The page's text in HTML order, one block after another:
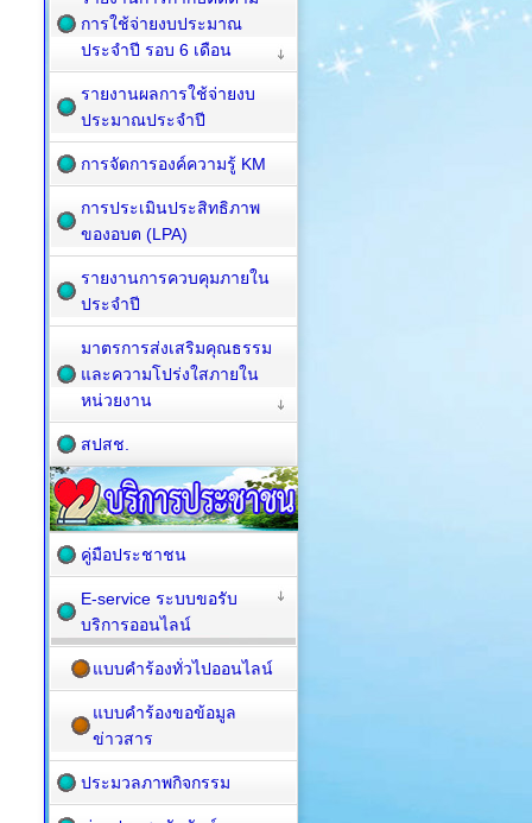
การใช้จ่ายงบประมาณ
ประจำปี รอบ 6 เดือน
รายงานผลการใช้จ่ายงบ
ประมาณประจำปี
การจัดการองค์ความรู้ KM
การประเมินประสิทธิภาพ
ของอบต (LPA)
รายงานการควบคุมภายใน
ประจำปี
มาตรการส่งเสริมคุณธรรม
และความโปร่งใสภายใน
หน่วยงาน
สปสช.
คู่มือประชาชน
E-service ระบบขอรับ
บริการออนไลน์
แบบคำร้องทั่วไปออนไลน์
แบบคำร้องขอข้อมูล
ข่าวสาร
ประมวลภาพกิจกรรม